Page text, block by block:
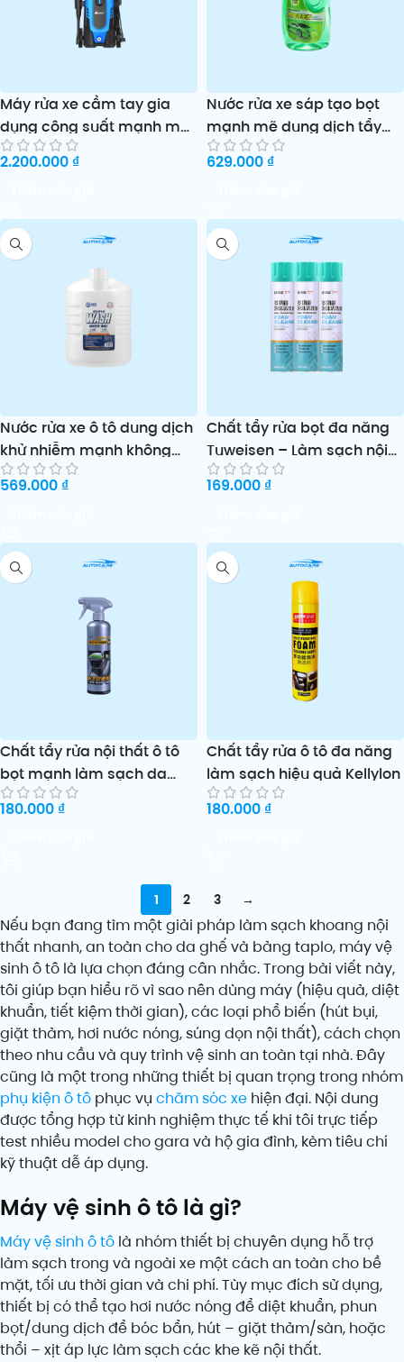
Máy rửa xe cầm tay gia
dụng công suất mạnh mẽ
Mingou
2.200.000 ₫
Nước rửa xe sáp tạo bọt
mạnh mẽ dung dịch tẩy
rửa ô tô sạch bóng hiệu
quả
629.000 ₫
Nước rửa xe ô tô dung dịch
khử nhiễm mạnh không
cần lau sạch hiệu quả
569.000 ₫
Chất tẩy rửa bọt đa năng
Tuweisen – Làm sạch nội
thất ô tô & gia đình
169.000 ₫
Chất tẩy rửa nội thất ô tô
bọt mạnh làm sạch da
không cần rửa tiện lợi
180.000 ₫
Chất tẩy rửa ô tô đa năng
làm sạch hiệu quả Kellylon
180.000 ₫
1 2 3 →
Nếu bạn đang tìm một giải pháp làm sạch khoang nội
thất nhanh, an toàn cho da ghế và bảng taplo, máy vệ
sinh ô tô là lựa chọn đáng cân nhắc. Trong bài viết này,
tôi giúp bạn hiểu rõ vì sao nên dùng máy (hiệu quả, diệt
khuẩn, tiết kiệm thời gian), các loại phổ biến (hút bụi,
giặt thảm, hơi nước nóng, súng dọn nội thất), cách chọn
theo nhu cầu và quy trình vệ sinh an toàn tại nhà. Đây
cũng là một trong những thiết bị quan trọng trong nhóm
phụ kiện ô tô phục vụ chăm sóc xe hiện đại. Nội dung
được tổng hợp từ kinh nghiệm thực tế khi tôi trực tiếp
test nhiều model cho gara và hộ gia đình, kèm tiêu chí
kỹ thuật dễ áp dụng.
Máy vệ sinh ô tô là gì?
Máy vệ sinh ô tô là nhóm thiết bị chuyên dụng hỗ trợ
làm sạch trong và ngoài xe một cách an toàn cho bề
mặt, tối ưu thời gian và chi phí. Tùy mục đích sử dụng,
thiết bị có thể tạo hơi nước nóng để diệt khuẩn, phun
bọt/dung dịch để bóc bẩn, hút – giặt thảm/sàn, hoặc
thổi – xịt áp lực làm sạch các khe kẽ nội thất.